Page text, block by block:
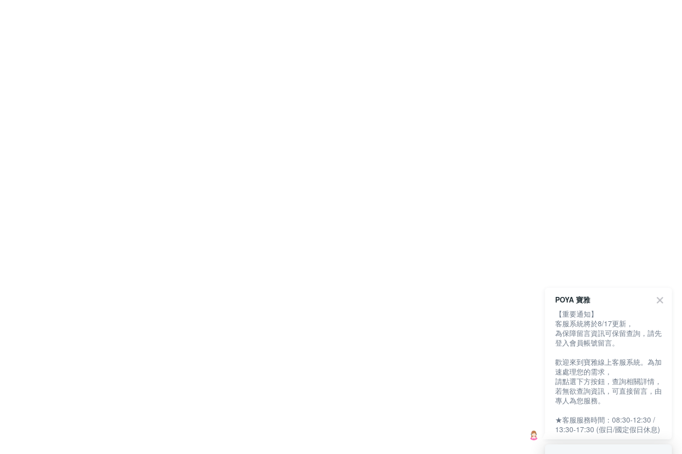
POYA 寶雅
【重要通知】
客服系統將於8/17更新，
為保障留言資訊可保留查詢，請先
登入會員帳號留言。
歡迎來到寶雅線上客服系統。為加
速處理您的需求，
請點選下方按鈕，查詢相關詳情，
若無欲查詢資訊，可直接留言，由
專人為您服務。
★客服服務時間：08:30-12:30 /
13:30-17:30 (假日/國定假日休息)